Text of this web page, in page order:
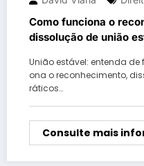
Como funciona o
dissolução de união
União estável: entenda
ona o reconhecimento,
ráticos…
Consulte mais